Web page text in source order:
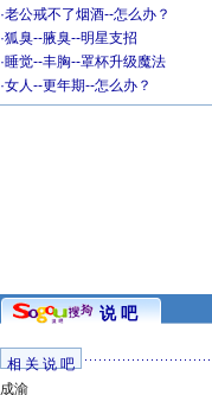
·老公戒不了烟酒--怎么办？
·狐臭--腋臭--明星支招
·睡觉--丰胸--罩杯升级魔法
·女人--更年期--怎么办？
说 吧
相 关 说 吧
成渝